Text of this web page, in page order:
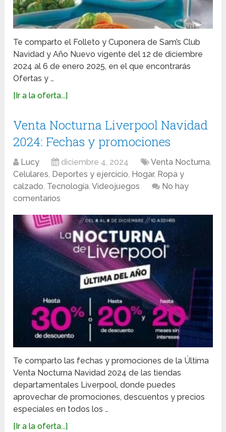
Te comparto el Folleto y Cuponera de Sam’s Club
Navidad y Año Nuevo vigente del 12 de diciembre
2024 al 6 de enero 2025, en el que encontrarás
Ofertas y …
[Ir a la oferta...]
Venta Nocturna Liverpool Navidad
2024: Fechas y promociones
Lucy diciembre 4, 2024 Venta Nocturna,
Celulares, Deportes y ejercicio, Hogar, Ropa y
calzado, Tecnología,Videojuegos
No hay
comentarios
Te comparto las fechas y promociones de la Última
Venta Nocturna Navidad 2024 de las tiendas
departamentales Liverpool, donde puedes
aprovechar de promociones, descuentos y precios
especiales en todos los …
[Ir a la oferta...]